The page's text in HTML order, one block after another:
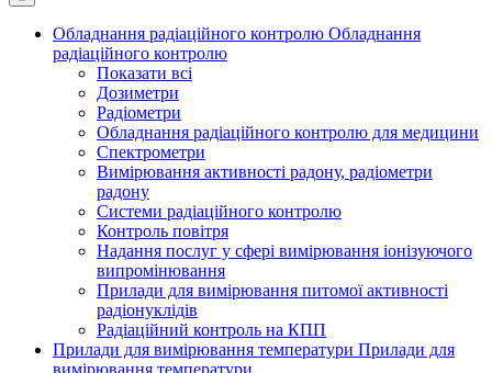
Обладнання радіаційного контролю Обладнання
радіаційного контролю
Показати всі
Дозиметри
Радіометри
Обладнання радіаційного контролю для медицини
Спектрометри
Вимірювання активності радону, радіометри
радону
Системи радіаційного контролю
Контроль повітря
Надання послуг у сфері вимірювання іонізуючого
випромінювання
Прилади для вимірювання питомої активності
радіонуклідів
Радіаційний контроль на КПП
Прилади для вимірювання температури Прилади для
вимірювання температури